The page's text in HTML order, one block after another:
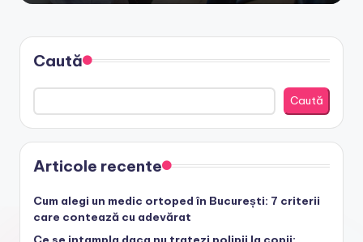
Caută
Caută
Articole recente
Cum alegi un medic ortoped în București: 7 criterii
care contează cu adevărat